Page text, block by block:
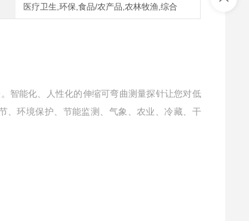
医疗卫生,环保,食品/农产品,农林牧渔,综合
智能化、人性化的伸缩可弯曲测量探针让您对低
、环境保护、节能监测、气象、农业、冷藏、干